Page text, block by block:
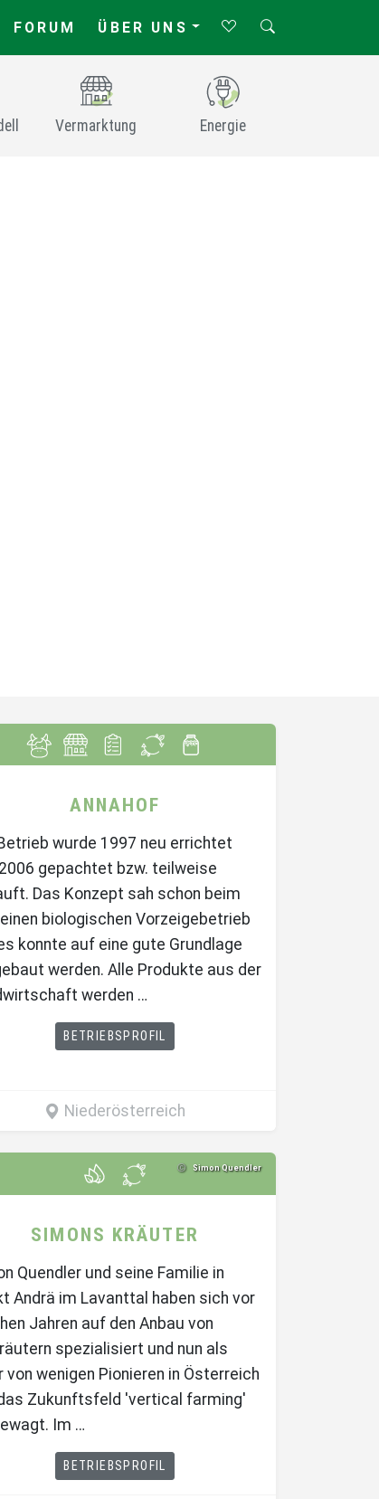
FORUM ÜBER UNS
Vermarktung Energie
ANNAHOF
wurde 1997 neu errichtet
gepachtet bzw. teilweise
Das Konzept sah schon beim
biologischen Vorzeigebetrieb
konnte auf eine gute Grundlage
werden. Alle Produkte aus der
werden …
BETRIEBSPROFIL
Niederösterreich
Simon Quendler
SIMONS KRÄUTER
Quendler und seine Familie in
Andrä im Lavanttal haben sich vor
Jahren auf den Anbau von
spezialisiert und nun als
von wenigen Pionieren in Österreich
Zukunftsfeld 'vertical farming'
Im …
BETRIEBSPROFIL